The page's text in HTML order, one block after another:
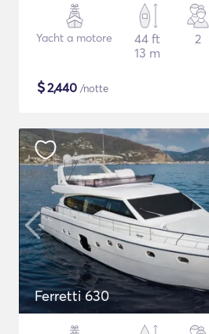
Yacht a motore
44 ft
13 m
2
$2,440 /notte
Ferretti 630